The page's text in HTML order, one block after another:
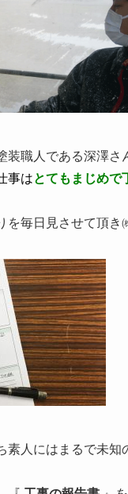
職人である深澤さ
事はとてもまじめ
を毎日見させて頂き
素人にはまるで未